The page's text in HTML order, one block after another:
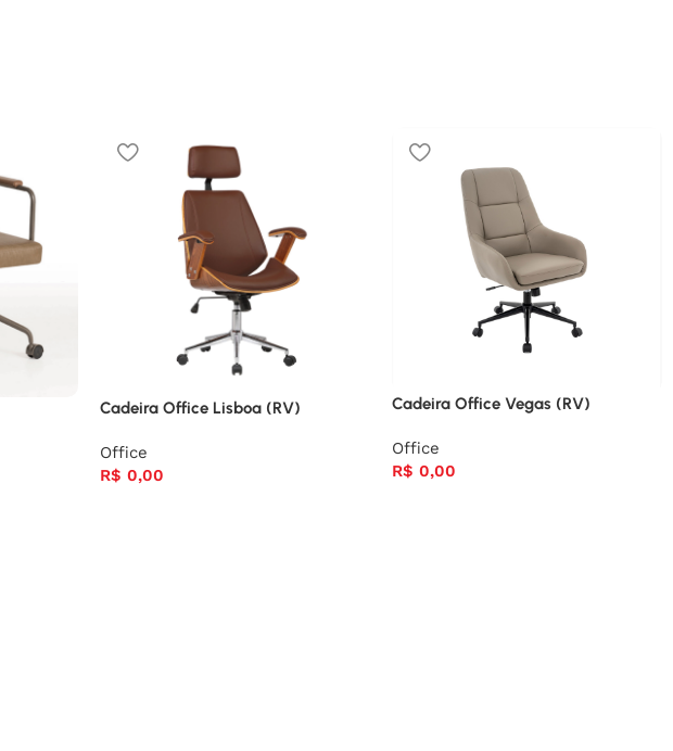
Cadeira Office Lisboa (RV)
Office
R$ 0,00
Cadeira Office Vegas (RV)
Office
R$ 0,00